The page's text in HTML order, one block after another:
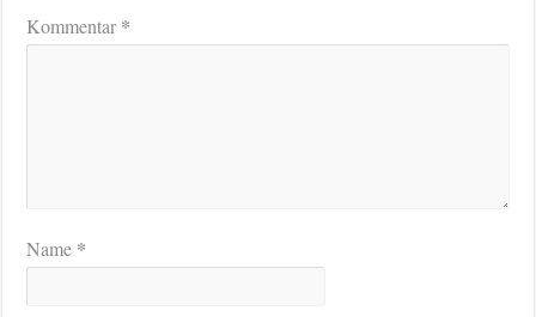
Kommentar*
Name *